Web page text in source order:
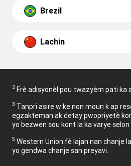
Brezil
Lachin
2 Frè adisyonèl pou twazyèm pati ka
3 Tanpri asire w ke non moun k ap
egzakteman ak detay pwopriyetè
yo bezwen sou kont la ka varye selon
5 Western Union fè lajan nan chanje
yo gendwa chanje san preyavi.